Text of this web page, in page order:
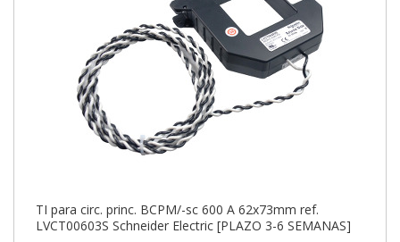
TI para circ. princ. BCPM/-sc 600 A 62x73mm ref.
LVCT00603S Schneider Electric [PLAZO 3-6 SEMANAS]